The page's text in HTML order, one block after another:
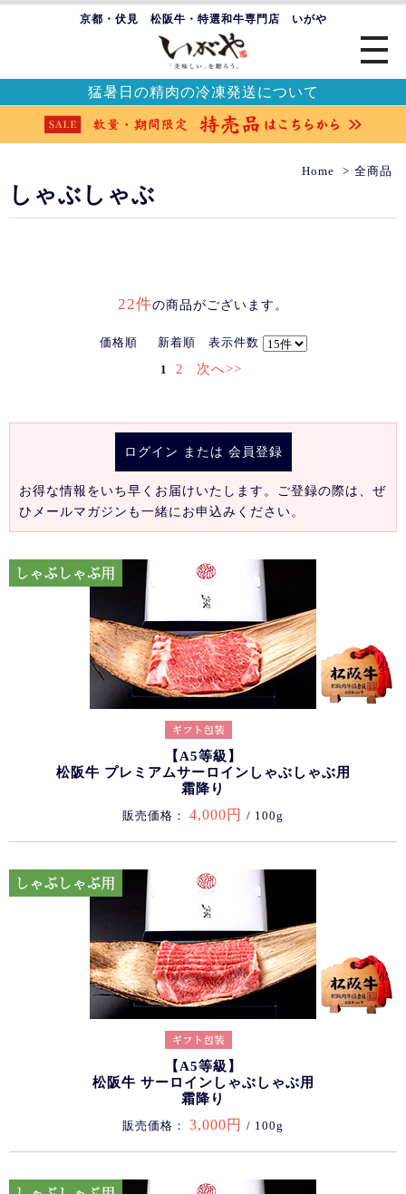
京都・伏見 松阪牛・特選和牛専門店 いがや
猛暑日の精肉の冷凍発送について
Home 全商品
しゃぶしゃぶ
22件の商品がございます。
価格順 新着順 表示件数
1 2 次へ>>
ログイン または 会員登録
お得な情報をいち早くお届けいたします。ご登録の際は、ぜ
ひメールマガジンも一緒にお申込みください。
【A5等級】
松阪牛 プレミアムサーロインしゃぶしゃぶ用
霜降り
販売価格： 4,000円 / 100g
【A5等級】
松阪牛 サーロインしゃぶしゃぶ用
霜降り
販売価格： 3,000円 / 100g